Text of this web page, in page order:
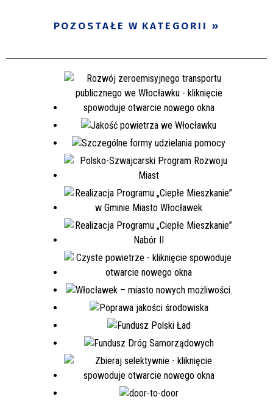
POZOSTAŁE W KATEGORII